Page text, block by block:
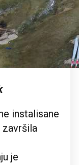
instalisane
završila
je